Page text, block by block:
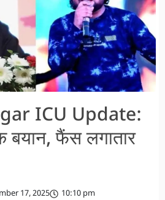
ICU Update:
बयान, फैंस लगातार
17, 2025 10:10 pm